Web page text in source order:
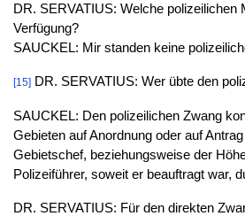
DR. SERVATIUS: Welche polizeilichen
Verfügung?
SAUCKEL: Mir standen keine
[15]DR. SERVATIUS: Wer übte den
SAUCKEL: Den polizeilichen Zwang
Gebieten auf Anordnung oder auf
Gebietschef, beziehungsweise der
Polizeiführer, soweit er beauftragt war,
DR. SERVATIUS: Für den direkten